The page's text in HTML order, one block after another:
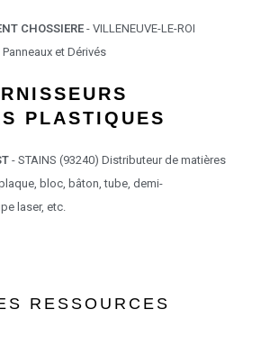
CHOSSIERE- VILLENEUVE-LE-ROI
et Dérivés
PLASTIQUES
- STAINS (93240) Distributeur de matières
bloc, bâton, tube, demi-
laser, etc.
RESSOURCES